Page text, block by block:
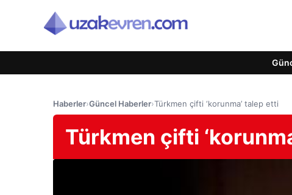
Haberler›Güncel Haberler›​​​​​​​Türkmen çifti ‘korunma’ talep etti
​​​​​​​Türkmen çifti